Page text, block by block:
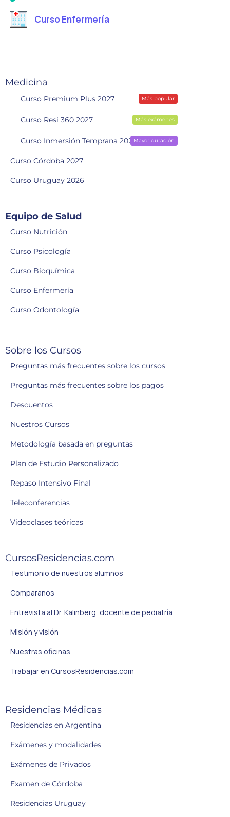
Curso Enfermería
Medicina
Curso Premium Plus 2027 Más popular
Curso Resi 360 2027 Más exámenes
Curso Inmersión Temprana 2028Mayor duración
Curso Córdoba 2027
Curso Uruguay 2026
Equipo de Salud
Curso Nutrición
Curso Psicología
Curso Bioquímica
Curso Enfermería
Curso Odontología
Sobre los Cursos
Preguntas más frecuentes sobre los cursos
Preguntas más frecuentes sobre los pagos
Descuentos
Nuestros Cursos
Metodología basada en preguntas
Plan de Estudio Personalizado
Repaso Intensivo Final
Teleconferencias
Videoclases teóricas
CursosResidencias.com
Testimonio de nuestros alumnos
Comparanos
Entrevista al Dr. Kalinberg, docente de pediatría
Misión y visión
Nuestras oficinas
Trabajar en CursosResidencias.com
Residencias Médicas
Residencias en Argentina
Exámenes y modalidades
Exámenes de Privados
Examen de Córdoba
Residencias Uruguay